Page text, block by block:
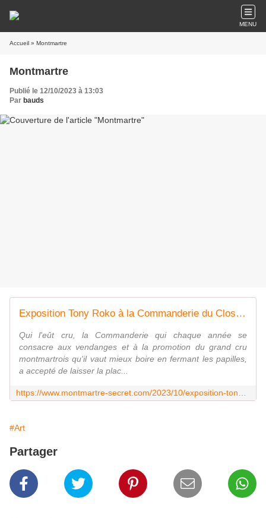
MENU
Accueil » Montmartre
Montmartre
Publié le 12/10/2023 à 13:03
Par bauds
Exposition Tony Roko à la Commanderie du Clos Montmartre rue Norvins. - Montmartre secret
Qui l'eût cru, la Commanderie qui chaque année se
consacre aux vendanges et à la promotion du grand cru
montmartrois qu'il vaut mieux boire en fermant les papilles,
a accepté de laisser la plac...
#Art
Partager